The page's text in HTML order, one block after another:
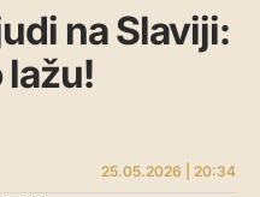
na Slaviji:
lažu!
25.05.2026 | 20:34